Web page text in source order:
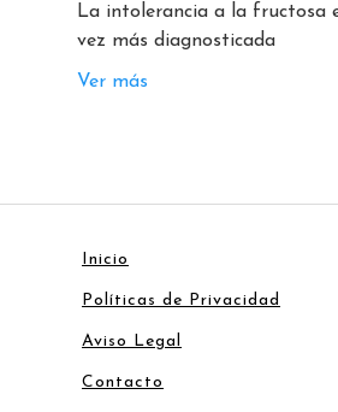
La intolerancia a la fructosa
vez más diagnosticada
Ver más
Inicio
Políticas de Privacidad
Aviso Legal
Contacto